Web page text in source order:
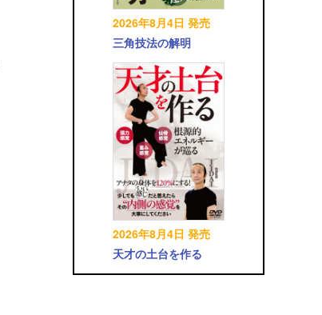
2026年8月4日 発売
三角技法の解明
2026年8月4日 発売
天才の土台を作る